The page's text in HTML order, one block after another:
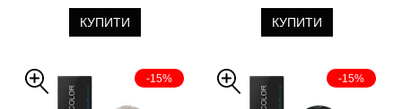
КУПИТИ КУПИТИ
-15% -15%